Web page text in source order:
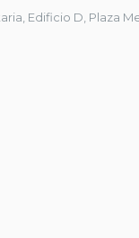
Edificio D, Plaza